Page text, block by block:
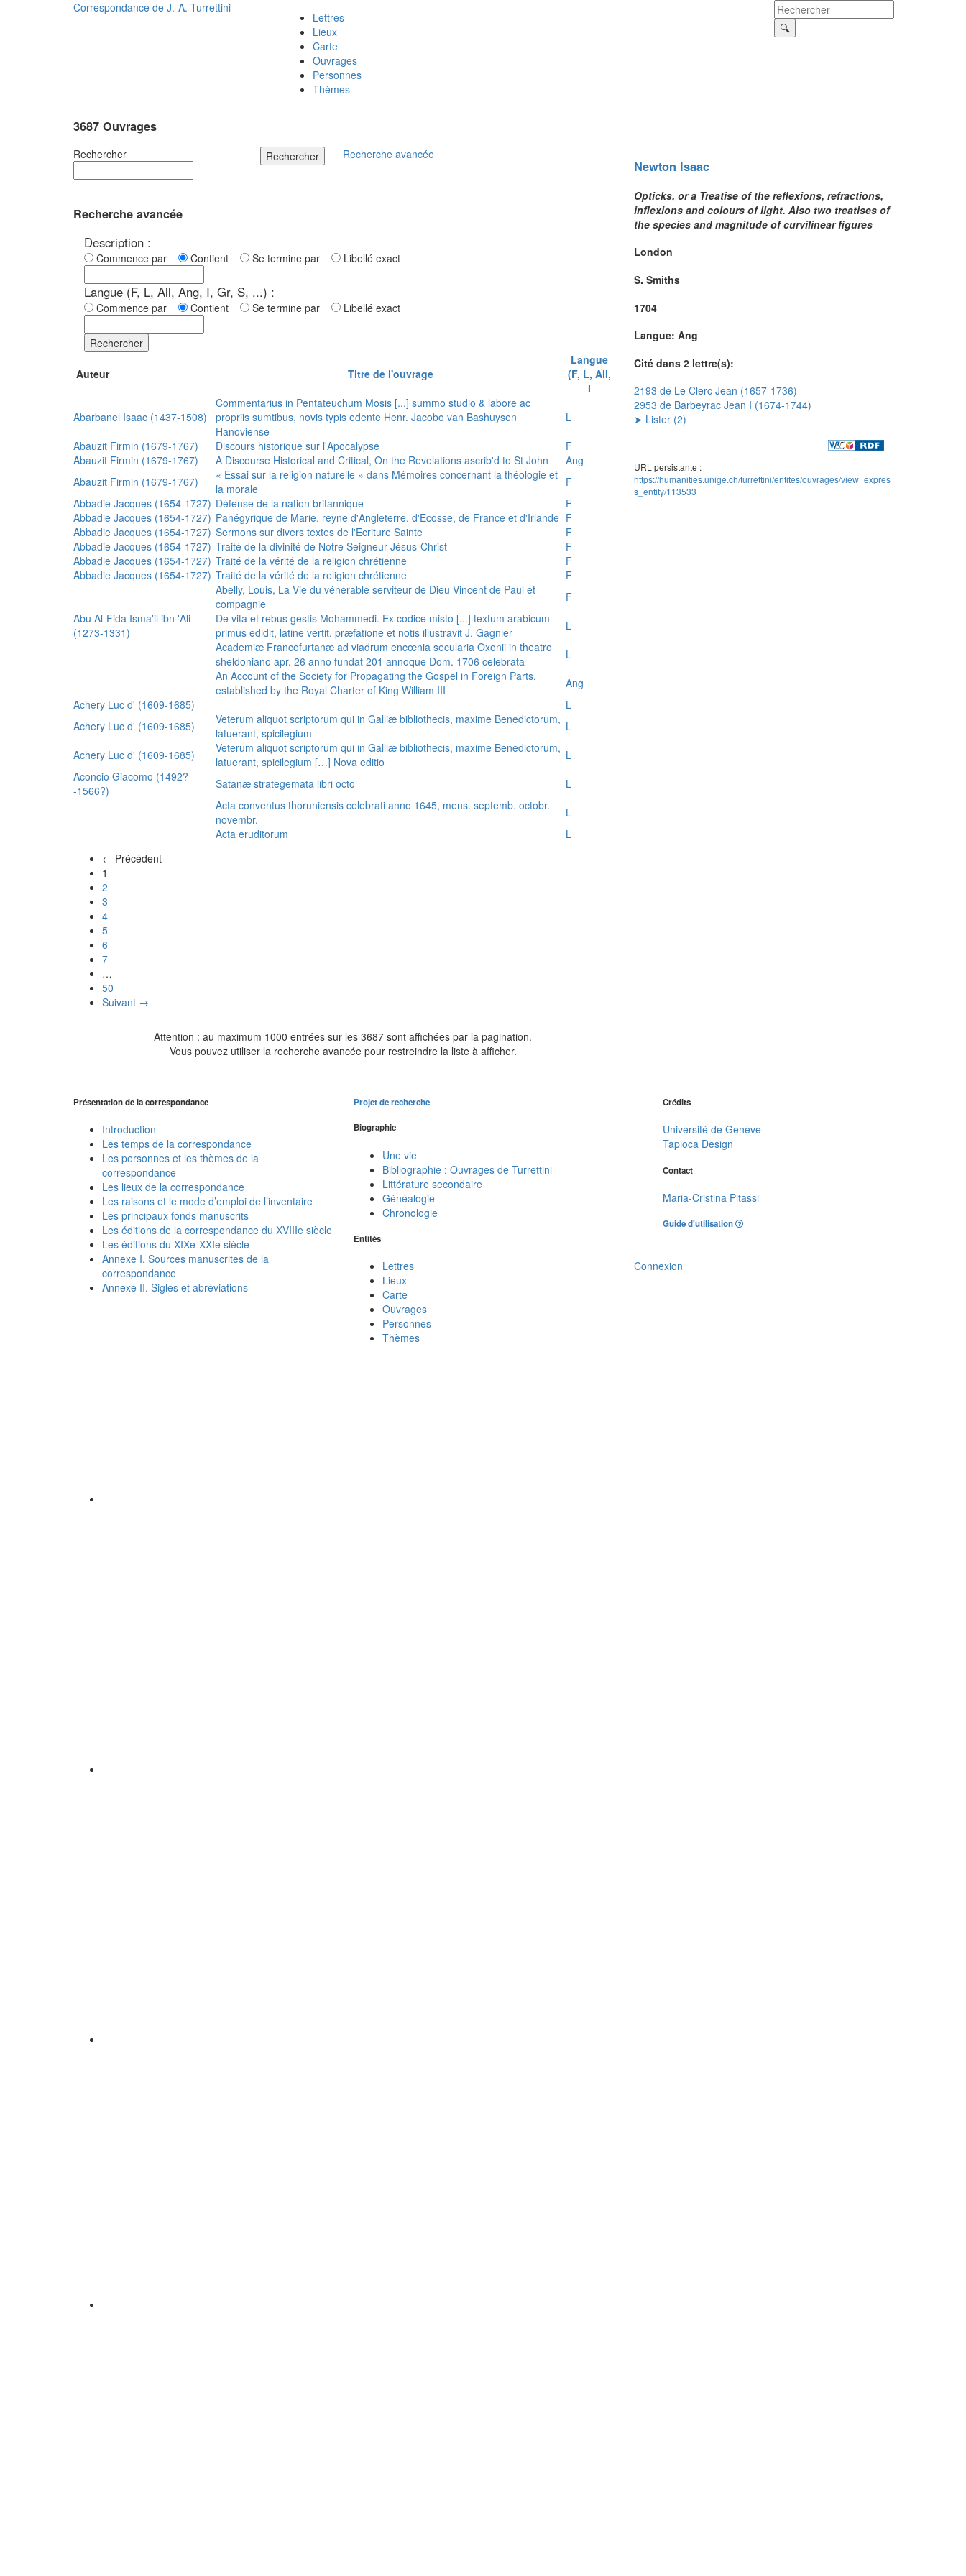
Correspondance de J.-A. Turrettini
Lettres
Lieux
Carte
Ouvrages
Personnes
Thèmes
3687 Ouvrages
Rechercher Rechercher Recherche avancée
Recherche avancée
Description :
Commence par Contient Se termine par Libellé exact
Langue (F, L, All, Ang, I, Gr, S, ...) :
Commence par Contient Se termine par Libellé exact
Rechercher
Auteur Titre de l'ouvrage
Langue
(F, L, All,
I
Abarbanel Isaac (1437-1508)
Commentarius in Pentateuchum Mosis [...] summo studio & labore ac
propriis sumtibus, novis typis edente Henr. Jacobo van Bashuysen
Hanoviense
L
Abauzit Firmin (1679-1767)
Discours historique sur l'Apocalypse
F
Abauzit Firmin (1679-1767)
A Discourse Historical and Critical, On the Revelations ascrib'd to St John
Ang
Abauzit Firmin (1679-1767)
« Essai sur la religion naturelle » dans Mémoires concernant la théologie et
la morale
F
Abbadie Jacques (1654-1727) Défense de la nation britannique
F
Abbadie Jacques (1654-1727) Panégyrique de Marie, reyne d'Angleterre, d'Ecosse, de France et d'Irlande F
Abbadie Jacques (1654-1727) Sermons sur divers textes de l'Ecriture Sainte
F
Abbadie Jacques (1654-1727) Traité de la divinité de Notre Seigneur Jésus-Christ
F
Abbadie Jacques (1654-1727) Traité de la vérité de la religion chrétienne
F
Abbadie Jacques (1654-1727) Traité de la vérité de la religion chrétienne
F
Abelly, Louis, La Vie du vénérable serviteur de Dieu Vincent de Paul et
compagnie
F
Abu Al-Fida Isma'il ibn 'Ali
(1273-1331)
De vita et rebus gestis Mohammedi. Ex codice misto [...] textum arabicum
primus edidit, latine vertit, præfatione et notis illustravit J. Gagnier
L
Academiæ Francofurtanæ ad viadrum encœnia secularia Oxonii in theatro
sheldoniano apr. 26 anno fundat 201 annoque Dom. 1706 celebrata
L
An Account of the Society for Propagating the Gospel in Foreign Parts,
established by the Royal Charter of King William III
Ang
Achery Luc d' (1609-1685)
L
Achery Luc d' (1609-1685)
Veterum aliquot scriptorum qui in Galliæ bibliothecis, maxime Benedictorum,
latuerant, spicilegium
L
Achery Luc d' (1609-1685)
Veterum aliquot scriptorum qui in Galliæ bibliothecis, maxime Benedictorum,
latuerant, spicilegium […] Nova editio
L
Aconcio Giacomo (1492?
-1566?)
Satanæ strategemata libri octo
L
Acta conventus thoruniensis celebrati anno 1645, mens. septemb. octobr.
novembr.
L
Acta eruditorum
L
← Précédent
1
2
3
4
5
6
7
…
50
Suivant →
Attention : au maximum 1000 entrées sur les 3687 sont affichées par la pagination.
Vous pouvez utiliser la recherche avancée pour restreindre la liste à afficher.
Newton Isaac
Opticks, or a Treatise of the reflexions, refractions,
inflexions and colours of light. Also two treatises of
the species and magnitude of curvilinear figures
London
S. Smiths
1704
Langue: Ang
Cité dans 2 lettre(s):
2193 de Le Clerc Jean (1657-1736)
2953 de Barbeyrac Jean I (1674-1744)
➤ Lister (2)
URL persistante :
https://humanities.unige.ch/turrettini/entites/ouvrages/view_expres
s_entity/113533
Présentation de la correspondance
Introduction
Les temps de la correspondance
Les personnes et les thèmes de la
correspondance
Les lieux de la correspondance
Les raisons et le mode d’emploi de l’inventaire
Les principaux fonds manuscrits
Les éditions de la correspondance du XVIIIe siècle
Les éditions du XIXe-XXIe siècle
Annexe I. Sources manuscrites de la
correspondance
Annexe II. Sigles et abréviations
Projet de recherche
Biographie
Une vie
Bibliographie : Ouvrages de Turrettini
Littérature secondaire
Généalogie
Chronologie
Entités
Lettres
Lieux
Carte
Ouvrages
Personnes
Thèmes
Crédits
Université de Genève
Tapioca Design
Contact
Maria-Cristina Pitassi
Guide d'utilisation
Connexion